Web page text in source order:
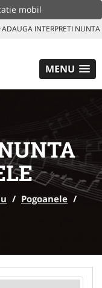
mobil
ADAUGA INTERPRETI NUNTA
MENU
/ Pogoanele /